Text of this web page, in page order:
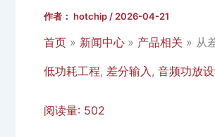
作者： hotchip / 2026-04-21
首页 新闻中心 产品相关 从
低功耗工程, 差分输入, 音频功放
阅读量: 502